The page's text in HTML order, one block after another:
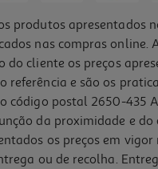
produtos apresentados
nas compras online.
do cliente os preços
referência e são os
código postal 2650-435
da proximidade e do
os preços em vigor
ou de recolha.